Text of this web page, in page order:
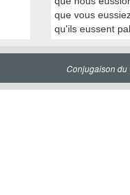
que vous
qu'ils eussent
Conjugaison du